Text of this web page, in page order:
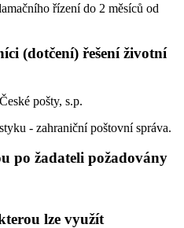
řízení do 2 měsíců od
(dotčení) řešení životní
pošty, s.p.
- zahraniční poštovní správa.
po žadateli požadovány
lze využít